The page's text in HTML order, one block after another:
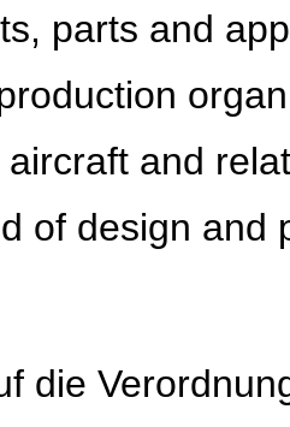
parts and
and
of design and
die